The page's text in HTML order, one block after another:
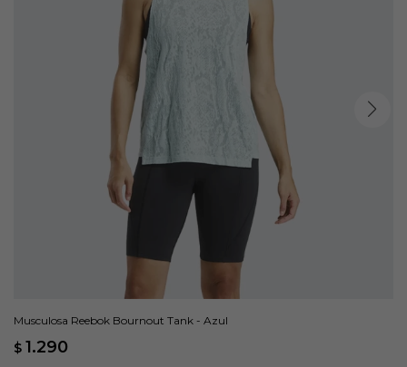
Musculosa Reebok Bournout Tank - Azul
$ 1.290